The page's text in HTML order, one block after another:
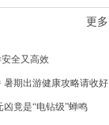
更多
全又高效
暑期出游健康攻略请收好
竟是“电钻级”蝉鸣